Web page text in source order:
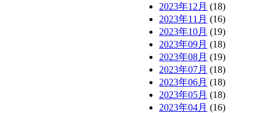
2023年12月 (18)
2023年11月 (16)
2023年10月 (19)
2023年09月 (18)
2023年08月 (19)
2023年07月 (18)
2023年06月 (18)
2023年05月 (18)
2023年04月 (16)